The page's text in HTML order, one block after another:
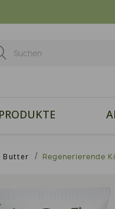
PRODUKTE
Butter Regenerierende